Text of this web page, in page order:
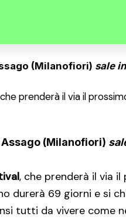
(Milanofiori) sale
prenderà il via il
(Milanofiori)
, che prenderà il via il
durerà 69 giorni e si
tutti da vivere come